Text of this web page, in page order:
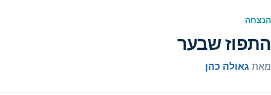
הנצחה
התפוז שבער
מאת גאולה כהן